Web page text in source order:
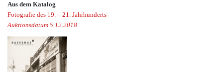
Aus dem Katalog
Fotografie des 19. – 21. Jahrhunderts
Auktionsdatum 5.12.2018